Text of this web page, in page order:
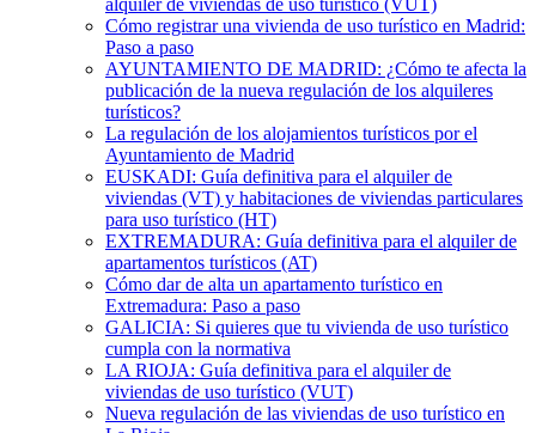
alquiler de viviendas de uso turístico (VUT)
Cómo registrar una vivienda de uso turístico en Madrid:
Paso a paso
AYUNTAMIENTO DE MADRID: ¿Cómo te afecta la
publicación de la nueva regulación de los alquileres
turísticos?
La regulación de los alojamientos turísticos por el
Ayuntamiento de Madrid
EUSKADI: Guía definitiva para el alquiler de
viviendas (VT) y habitaciones de viviendas particulares
para uso turístico (HT)
EXTREMADURA: Guía definitiva para el alquiler de
apartamentos turísticos (AT)
Cómo dar de alta un apartamento turístico en
Extremadura: Paso a paso
GALICIA: Si quieres que tu vivienda de uso turístico
cumpla con la normativa
LA RIOJA: Guía definitiva para el alquiler de
viviendas de uso turístico (VUT)
Nueva regulación de las viviendas de uso turístico en